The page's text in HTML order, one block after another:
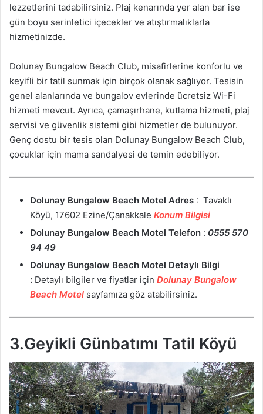
lezzetlerini tadabilirsiniz. Plaj kenarında yer alan bar ise
gün boyu serinletici içecekler ve atıştırmalıklarla
hizmetinizde.
Dolunay Bungalow Beach Club, misafirlerine konforlu ve
keyifli bir tatil sunmak için birçok olanak sağlıyor. Tesisin
genel alanlarında ve bungalov evlerinde ücretsiz Wi-Fi
hizmeti mevcut. Ayrıca, çamaşırhane, kutlama hizmeti, plaj
servisi ve güvenlik sistemi gibi hizmetler de bulunuyor.
Genç dostu bir tesis olan Dolunay Bungalow Beach Club,
çocuklar için mama sandalyesi de temin edebiliyor.
Dolunay Bungalow Beach Motel Adres : Tavaklı
Köyü, 17602 Ezine/Çanakkale Konum Bilgisi
Dolunay Bungalow Beach Motel Telefon : 0555 570
94 49
Dolunay Bungalow Beach Motel Detaylı Bilgi
: Detaylı bilgiler ve fiyatlar için Dolunay Bungalow
Beach Motel sayfamıza göz atabilirsiniz.
3.Geyikli Günbatımı Tatil Köyü